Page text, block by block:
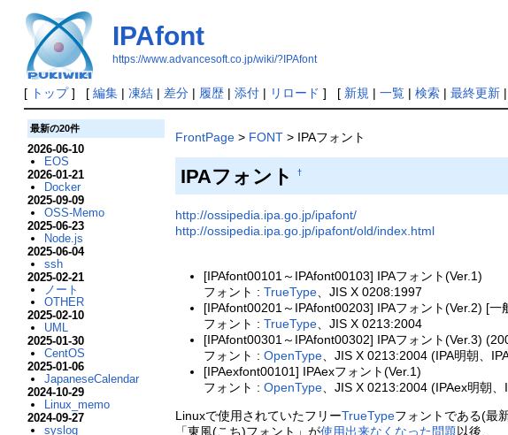
IPAfont
https://www.advancesoft.co.jp/wiki/?IPAfont
[ トップ] [ 編集| 凍結| 差分| 履歴| 添付| リロード ] [ 新規 | 一覧| 検索| 最終更新|
FrontPage> FONT> IPAフォント
IPAフォント †
http://ossipedia.ipa.go.jp/ipafont/
http://ossipedia.ipa.go.jp/ipafont/old/index.html
[IPAfont00101～IPAfont00103] IPAフォント(Ver.1)
フォント : TrueType、JIS X 0208:1997
[IPAfont00201～IPAfont00203] IPAフォント(Ver.2) [
フォント : TrueType、JIS X 0213:2004
[IPAfont00301～IPAfont00302] IPAフォント(Ver.3)
フォント : OpenType、JIS X 0213:2004 (IPA明朝、
[IPAexfont00101] IPAexフォント(Ver.1)
フォント : OpenType、JIS X 0213:2004 (IPAex明朝、
Linuxで使用されていたフリーTrueTypeフォントである(最新
「東風(こち)フォント」が使用出来なくなった問題以後、
最新の20件
2026-06-10
EOS
2026-01-21
Docker
2025-09-09
OSS-Memo
2025-06-23
Node.js
2025-06-04
ssh
2025-02-21
ノート
OTHER
2025-02-10
UML
2025-01-30
CentOS
2025-01-06
JapaneseCalendar
2024-10-29
Linux_memo
2024-09-27
syslog